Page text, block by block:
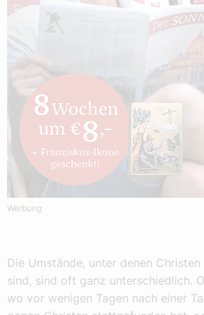
Werbung
Die Umstände, unter denen
sind, sind oft ganz unterschiedlich.
wo vor wenigen Tagen nach einer